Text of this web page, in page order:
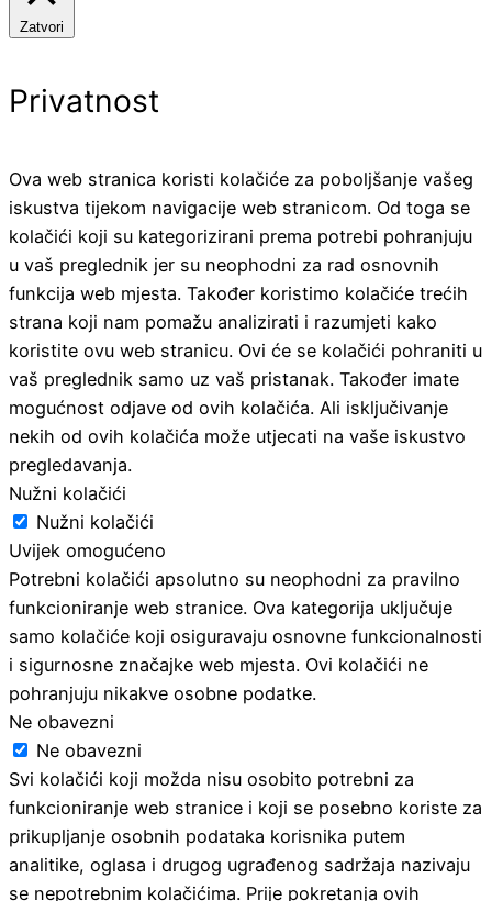
Zatvori
Privatnost
Ova web stranica koristi kolačiće za poboljšanje vašeg
iskustva tijekom navigacije web stranicom. Od toga se
kolačići koji su kategorizirani prema potrebi pohranjuju
u vaš preglednik jer su neophodni za rad osnovnih
funkcija web mjesta. Također koristimo kolačiće trećih
strana koji nam pomažu analizirati i razumjeti kako
koristite ovu web stranicu. Ovi će se kolačići pohraniti u
vaš preglednik samo uz vaš pristanak. Također imate
mogućnost odjave od ovih kolačića. Ali isključivanje
nekih od ovih kolačića može utjecati na vaše iskustvo
pregledavanja.
Nužni kolačići
Nužni kolačići
Uvijek omogućeno
Potrebni kolačići apsolutno su neophodni za pravilno
funkcioniranje web stranice. Ova kategorija uključuje
samo kolačiće koji osiguravaju osnovne funkcionalnosti
i sigurnosne značajke web mjesta. Ovi kolačići ne
pohranjuju nikakve osobne podatke.
Ne obavezni
Ne obavezni
Svi kolačići koji možda nisu osobito potrebni za
funkcioniranje web stranice i koji se posebno koriste za
prikupljanje osobnih podataka korisnika putem
analitike, oglasa i drugog ugrađenog sadržaja nazivaju
se nepotrebnim kolačićima. Prije pokretanja ovih